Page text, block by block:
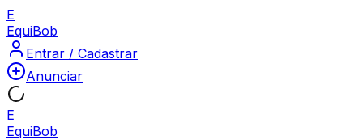
E
EquiBob
Entrar / Cadastrar
Anunciar
E
EquiBob